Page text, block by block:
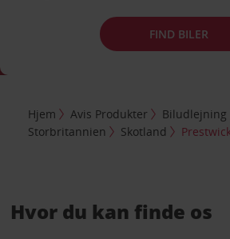
FIND BILER
Hjem Avis Produkter Biludlejning
Storbritannien
Skotland
Hvor du kan finde os